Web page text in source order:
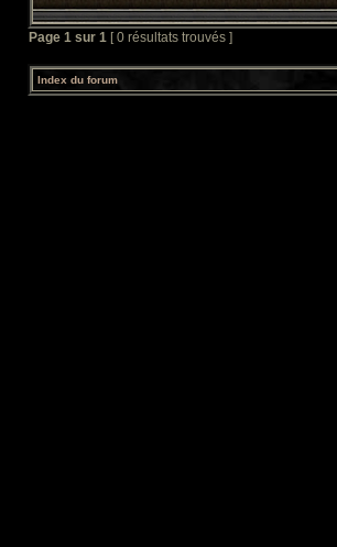
Page 1 sur 1 [ 0 résultats trouvés ]
Index du forum